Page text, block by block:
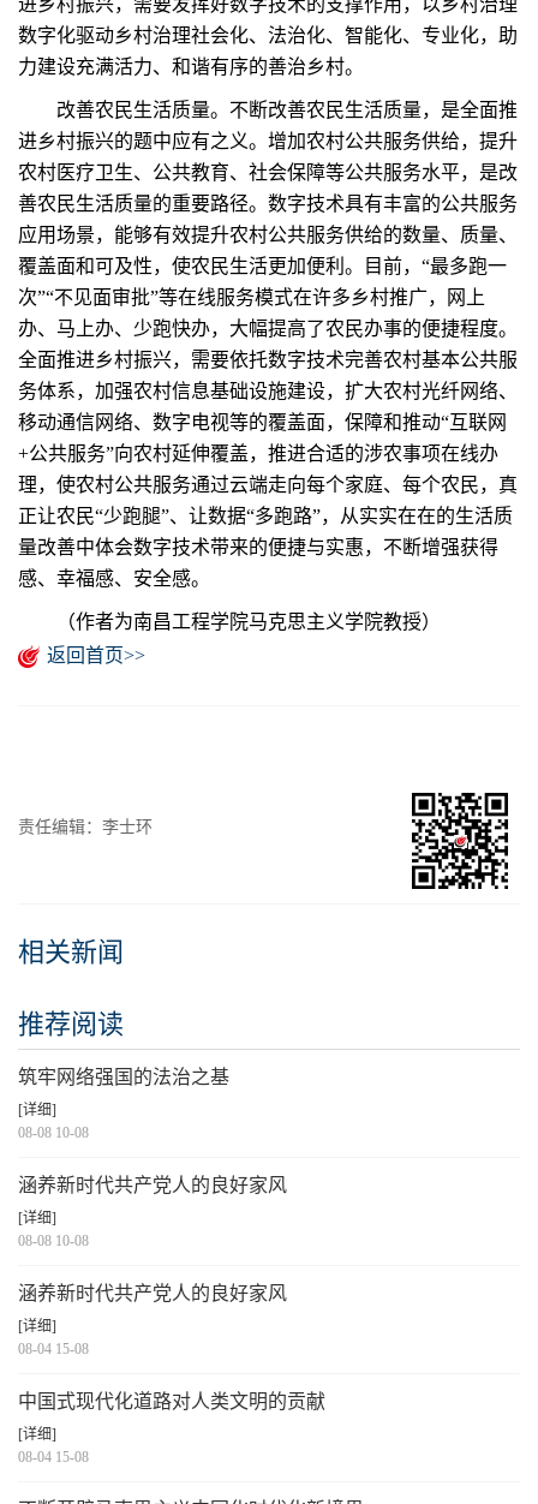
进乡村振兴，需要发挥好数字技术的支撑作用，以乡村治理
数字化驱动乡村治理社会化、法治化、智能化、专业化，助
力建设充满活力、和谐有序的善治乡村。
改善农民生活质量。不断改善农民生活质量，是全面推
进乡村振兴的题中应有之义。增加农村公共服务供给，提升
农村医疗卫生、公共教育、社会保障等公共服务水平，是改
善农民生活质量的重要路径。数字技术具有丰富的公共服务
应用场景，能够有效提升农村公共服务供给的数量、质量、
覆盖面和可及性，使农民生活更加便利。目前，“最多跑一
次”“不见面审批”等在线服务模式在许多乡村推广，网上
办、马上办、少跑快办，大幅提高了农民办事的便捷程度。
全面推进乡村振兴，需要依托数字技术完善农村基本公共服
务体系，加强农村信息基础设施建设，扩大农村光纤网络、
移动通信网络、数字电视等的覆盖面，保障和推动“互联网
+公共服务”向农村延伸覆盖，推进合适的涉农事项在线办
理，使农村公共服务通过云端走向每个家庭、每个农民，真
正让农民“少跑腿”、让数据“多跑路”，从实实在在的生活质
量改善中体会数字技术带来的便捷与实惠，不断增强获得
感、幸福感、安全感。
（作者为南昌工程学院马克思主义学院教授）
返回首页>>
责任编辑：李士环
相关新闻
推荐阅读
筑牢网络强国的法治之基
[详细]
08-08 10-08
涵养新时代共产党人的良好家风
[详细]
08-08 10-08
涵养新时代共产党人的良好家风
[详细]
08-04 15-08
中国式现代化道路对人类文明的贡献
[详细]
08-04 15-08